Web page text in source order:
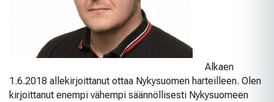
Alkaen
1.6.2018 allekirjoittanut ottaa Nykysuomen harteilleen. Olen
kirjoittanut enempi vähempi säännöllisesti Nykysuomeen